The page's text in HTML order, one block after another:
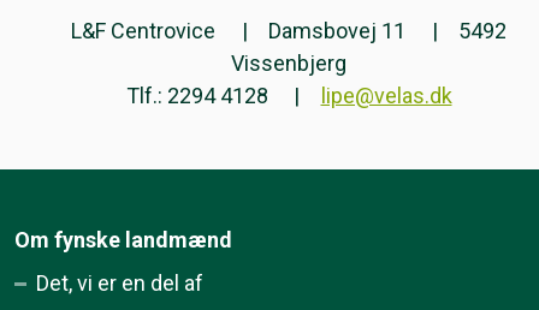
L&F Centrovice Damsbovej 11
5492
Vissenbjerg
Tlf.: 2294 4128
lipe@velas.dk
Om fynske landmænd
Det, vi er en del af